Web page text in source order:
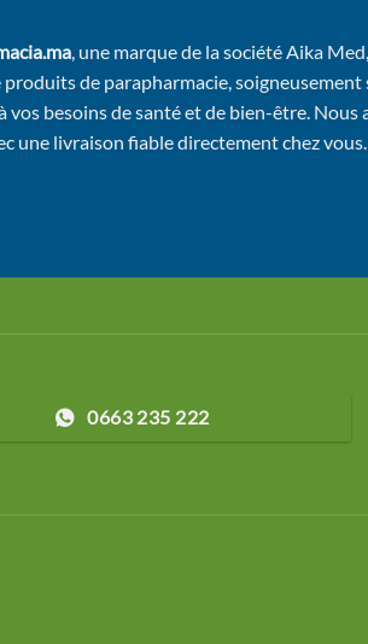
, une marque de la société Aika
produits de parapharmacie,
vos besoins de santé et de bien-être.
une livraison fiable directement chez vous.
0663 235 222